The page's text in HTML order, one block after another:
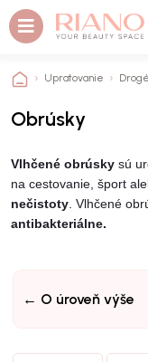
Upratovanie
Obrúsky
Vlhčené obrúsky sú
na cestovanie, šport
nečistoty . Vlhčené
antibakteriálne.
← O úroveň výše